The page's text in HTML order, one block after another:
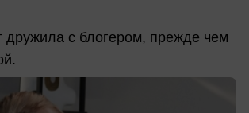
дружила с блогером, прежде чем